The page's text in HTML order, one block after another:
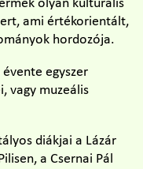
olyan kulturális
ami értékorientált,
hordozója.
egyszer
vagy muzeális
diákjai a Lázár
a Csernai Pál